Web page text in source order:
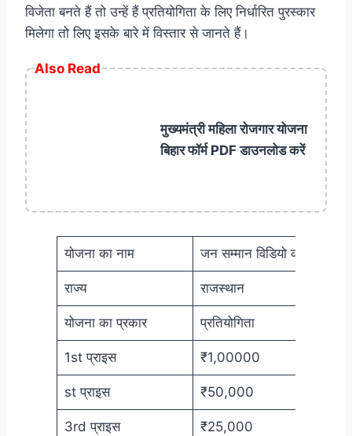
विजेता बनते हैं तो उन्हें हैं प्रतियोगिता के लिए निर्धारित पुरस्कार
मिलेगा तो लिए इसके बारे में विस्तार से जानते हैं।
Also Read
मुख्यमंत्री महिला रोजगार योजना
बिहार फॉर्म PDF डाउनलोड करें
योजना का नाम जन सम्मान विडियो कॉन्टेस्ट
राज्य राजस्थान
योजना का प्रकार प्रतियोगिता
1st प्राइस ₹1,00000
st प्राइस ₹50,000
3rd प्राइस ₹25,000